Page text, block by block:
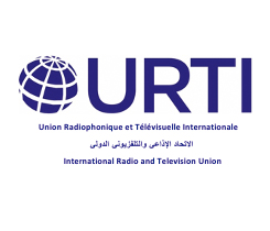
contenu
principal